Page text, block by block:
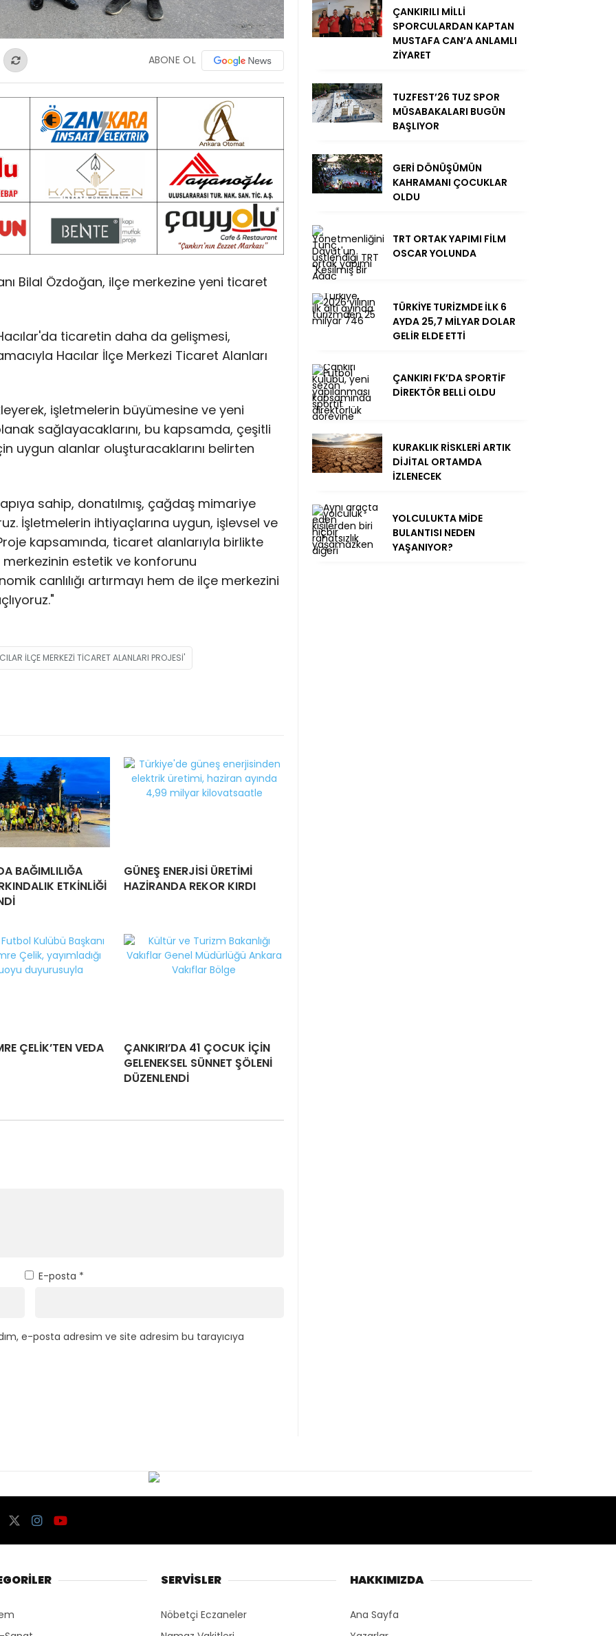
ABONE OL
Bilal Özdoğan, ilçe merkezine yeni ticaret
ticaretin daha da gelişmesi,
Hacılar İlçe Merkezi Ticaret Alanları
işletmelerin büyümesine ve yeni
sağlayacaklarını, bu kapsamda, çeşitli
uygun alanlar oluşturacaklarını belirten
sahip, donatılmış, çağdaş mimariye
İşletmelerin ihtiyaçlarına uygun, işlevsel ve
kapsamında, ticaret alanlarıyla birlikte
merkezinin estetik ve konforunu
canlılığı artırmayı hem de ilçe merkezini
İLÇE MERKEZI TICARET ALANLARI PROJESI'
BAĞIMLILIĞA
ETKİNLİĞİ
GÜNEŞ ENERJİSİ ÜRETİMİ
HAZİRANDA REKOR KIRDI
ÇELİK’TEN VEDA
ÇANKIRI’DA 41 ÇOCUK İÇİN
GELENEKSEL SÜNNET ŞÖLENİ
DÜZENLENDİ
E-posta *
e-posta adresim ve site adresim bu tarayıcıya
ÇANKIRILI MİLLİ
SPORCULARDAN KAPTAN
MUSTAFA CAN’A ANLAMLI
ZİYARET
TUZFEST’26 TUZ SPOR
MÜSABAKALARI BUGÜN
BAŞLIYOR
GERİ DÖNÜŞÜMÜN
KAHRAMANI ÇOCUKLAR
OLDU
TRT ORTAK YAPIMI FİLM
OSCAR YOLUNDA
TÜRKİYE TURİZMDE İLK 6
AYDA 25,7 MİLYAR DOLAR
GELİR ELDE ETTİ
ÇANKIRI FK’DA SPORTİF
DİREKTÖR BELLİ OLDU
KURAKLIK RİSKLERİ ARTIK
DİJİTAL ORTAMDA
İZLENECEK
YOLCULUKTA MİDE
BULANTISI NEDEN
YAŞANIYOR?
SERVİSLER
Nöbetçi Eczaneler
HAKKIMIZDA
Ana Sayfa